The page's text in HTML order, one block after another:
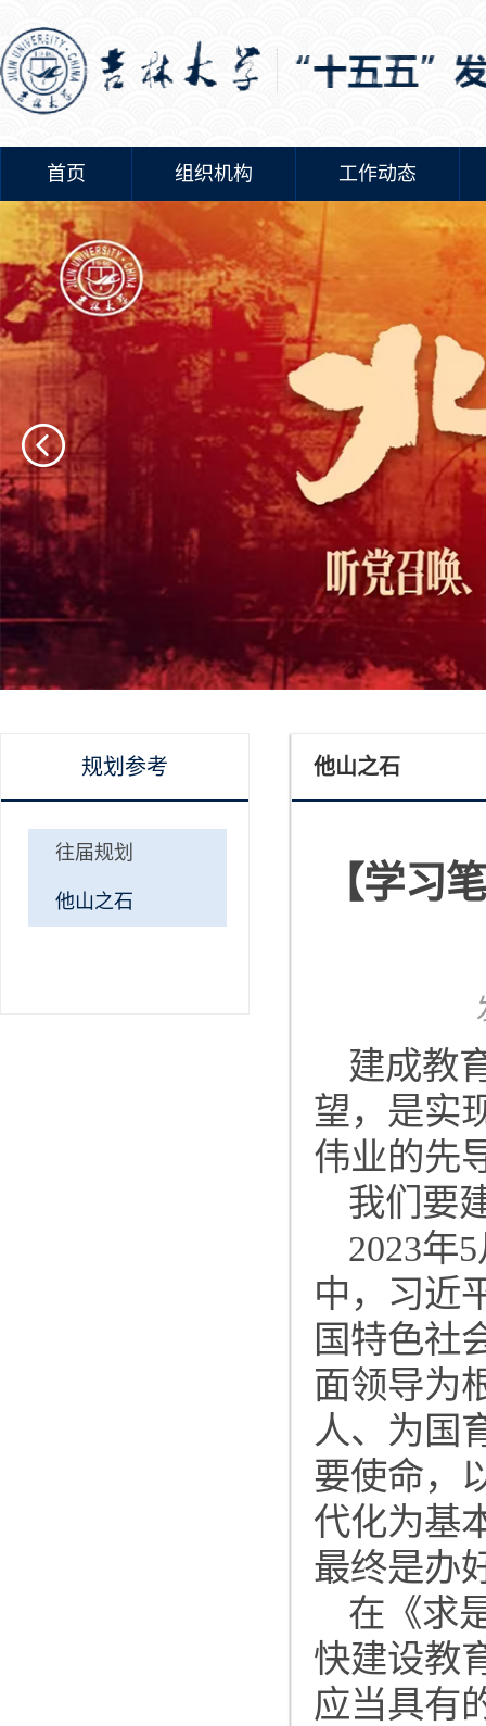
首页 组织机构 工作动态
规划参考
往届规划
他山之石
他山之石
【学习
建成教
望，是实
伟业的先
我们要
2023年
中，习近
国特色社
面领导为
人、为国
要使命，
代化为基
最终是办
在《求
快建设教
应当具有